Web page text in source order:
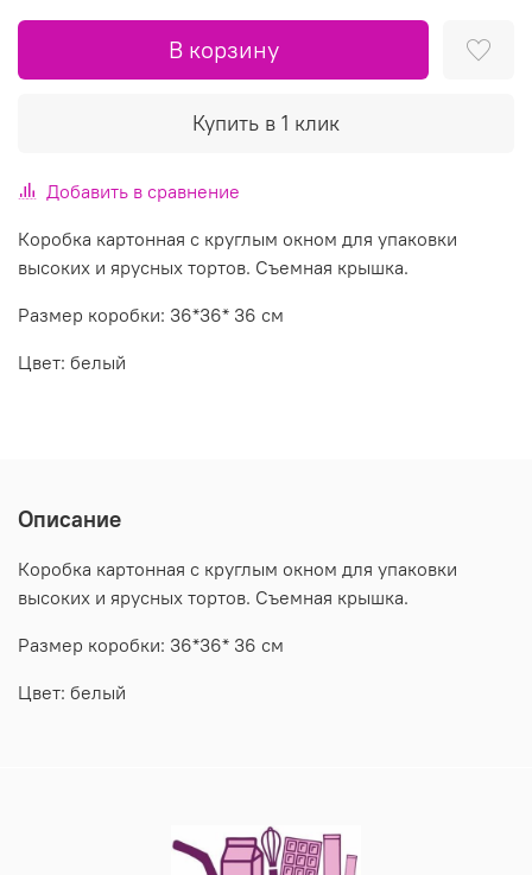
В корзину
Купить в 1 клик
Добавить в сравнение
Коробка картонная с круглым окном для упаковки
высоких и ярусных тортов. Съемная крышка.
Размер коробки: 36*36* 36 см
Цвет: белый
Описание
Коробка картонная с круглым окном для упаковки
высоких и ярусных тортов. Съемная крышка.
Размер коробки: 36*36* 36 см
Цвет: белый